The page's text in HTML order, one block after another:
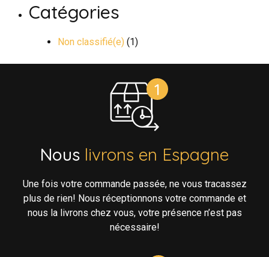
Catégories
Non classifié(e) (1)
Nous livrons en Espagne
Une fois votre commande passée, ne vous tracassez
plus de rien! Nous réceptionnons votre commande et
nous la livrons chez vous, votre présence n’est pas
nécessaire!